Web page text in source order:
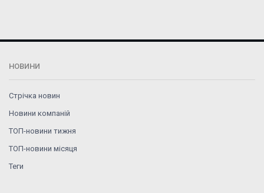
НОВИНИ
Стрічка новин
Новини компаній
ТОП-новини тижня
ТОП-новини місяця
Теги